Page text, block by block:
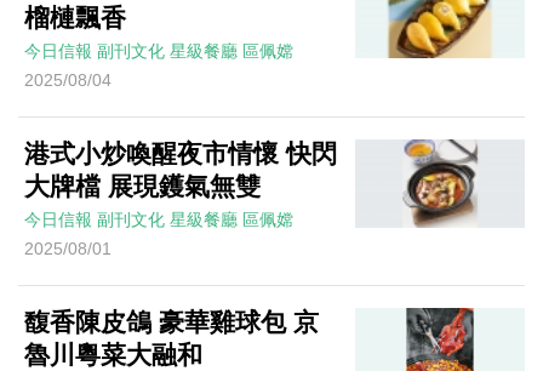
榴槤飄香
今日信報 副刊文化 星級餐廳 區佩嫦
2025/08/04
港式小炒喚醒夜市情懷 快閃
大牌檔 展現鑊氣無雙
今日信報 副刊文化 星級餐廳 區佩嫦
2025/08/01
馥香陳皮鴿 豪華雞球包 京
魯川粵菜大融和